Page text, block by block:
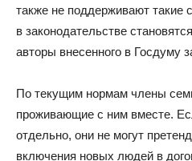
также не поддерживают такие
в законодательстве
авторы внесенного в Госдуму
По текущим нормам члены
проживающие с ним вместе.
отдельно, они не могут
включения новых людей в